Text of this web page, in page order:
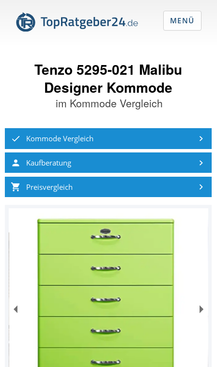
Tenzo 5295-021 Malibu
Designer Kommode
im Kommode Vergleich
Kommode Vergleich
Kaufberatung
Preisvergleich
MENÜ